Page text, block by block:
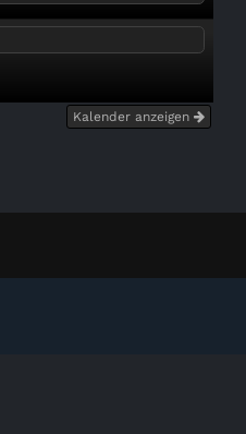
Kalender anzeigen